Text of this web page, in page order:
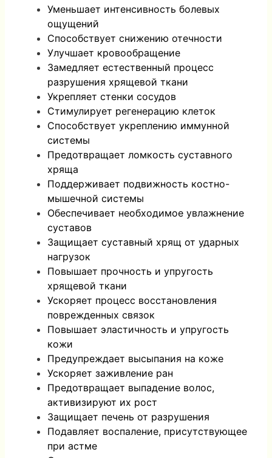
Уменьшает интенсивность болевых
ощущений
Способствует снижению отечности
Улучшает кровообращение
Замедляет естественный процесс
разрушения хрящевой ткани
Укрепляет стенки сосудов
Стимулирует регенерацию клеток
Способствует укреплению иммунной
системы
Предотвращает ломкость суставного
хряща
Поддерживает подвижность костно-
мышечной системы
Обеспечивает необходимое увлажнение
суставов
Защищает суставный хрящ от ударных
нагрузок
Повышает прочность и упругость
хрящевой ткани
Ускоряет процесс восстановления
поврежденных связок
Повышает эластичность и упругость
кожи
Предупреждает высыпания на коже
Ускоряет заживление ран
Предотвращает выпадение волос,
активизируют их рост
Защищает печень от разрушения
Подавляет воспаление, присутствующее
при астме